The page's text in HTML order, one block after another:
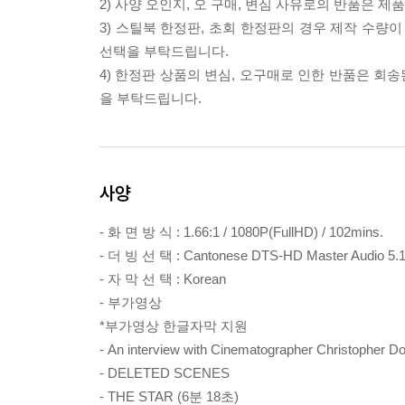
2) 사양 오인지, 오 구매, 변심 사유로의 반품은 제
3) 스틸북 한정판, 초회 한정판의 경우 제작 수량
선택을 부탁드립니다.
4) 한정판 상품의 변심, 오구매로 인한 반품은 회
을 부탁드립니다.
사양
- 화 면 방 식 : 1.66:1 / 1080P(FullHD) / 102mins.
- 더 빙 선 택 : Cantonese DTS-HD Master Audio 5.1
- 자 막 선 택 : Korean
- 부가영상
*부가영상 한글자막 지원
- An interview with Cinematographer Christopher
- DELETED SCENES
- THE STAR (6분 18초)